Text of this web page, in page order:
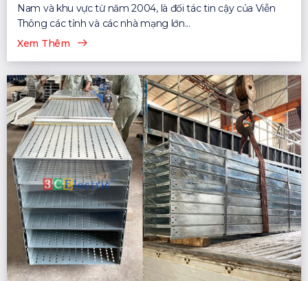
Nam và khu vực từ năm 2004, là đối tác tin cậy của Viễn
Thông các tỉnh và các nhà mạng lớn...
Xem Thêm